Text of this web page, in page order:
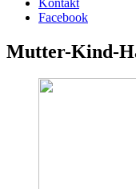
Facebook
Mutter-Kind-